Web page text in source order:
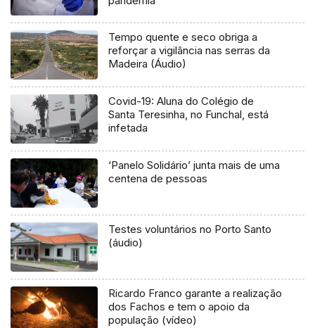
Tempo quente e seco obriga a
reforçar a vigilância nas serras da
Madeira (Áudio)
Covid-19: Aluna do Colégio de
Santa Teresinha, no Funchal, está
infetada
‘Panelo Solidário’ junta mais de uma
centena de pessoas
Testes voluntários no Porto Santo
(áudio)
Ricardo Franco garante a realização
dos Fachos e tem o apoio da
população (vídeo)